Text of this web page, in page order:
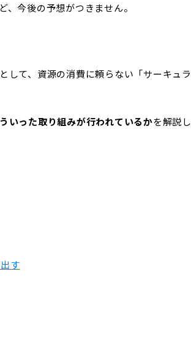
今後の予想がつきません。
して、資源の消費に頼らない「サーキュラ
いった取り組みが行われているかを解説し
す